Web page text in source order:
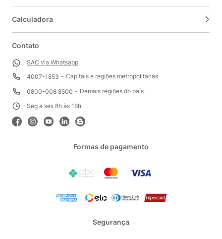
Calculadora
Contato
SAC via Whatsapp
4007-1853
Capitais e regiões metropolitanas
0800-008 8500
Demais regiões do país
Seg a sex 8h às 18h
Formas de pagamento
Segurança